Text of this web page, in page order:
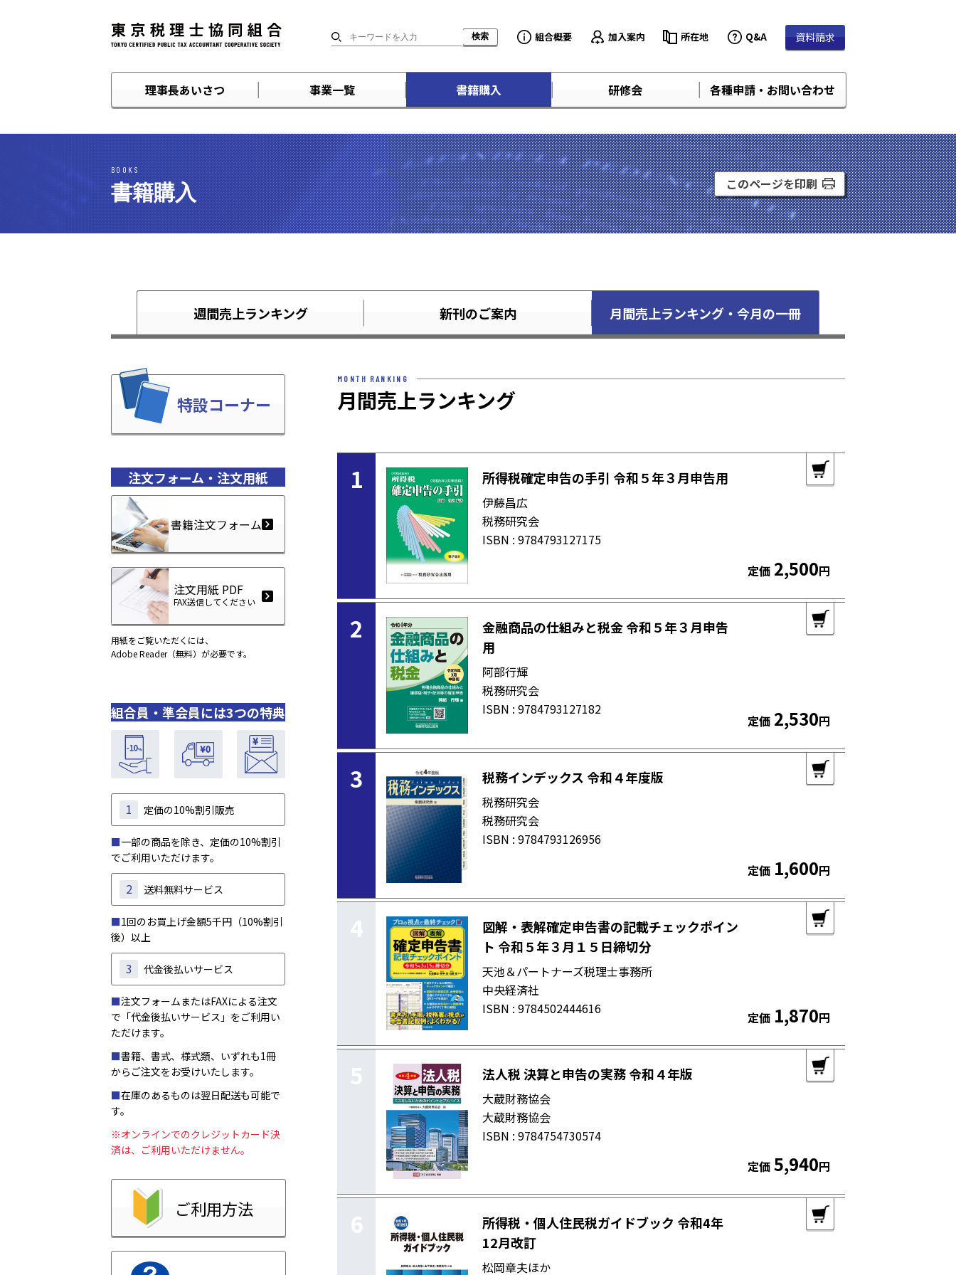
組合概要 加入案内 所在地 Q&A 資料請求
理事長あいさつ 事業一覧 書籍購入 研修会 各種申請・お問い合わせ
BOOKS
書籍購入 このページを印刷
週間売上ランキング 新刊のご案内 月間売上ランキング・ 今月の一冊
特設コーナー
注文フォーム・注文用紙
書籍注文フォーム
注文用紙 PDF
FAX送信してください
用紙をご覧いただくには、
Adobe Reader（無料）が必要です。
組合員・準会員には3つの特典
1 定価の10%割引販売
■一部の商品を除き、定価の10%割引
でご利用いただけます。
2 送料無料サービス
■1回のお買上げ金額5千円（10%割引
後）以上
3 代金後払いサービス
■注文フォームまたはFAXによる注文
で「代金後払いサービス」をご利用い
ただけます。
■書籍、書式、様式類、いずれも1冊
からご注文をお受けいたします。
■在庫のあるものは翌日配送も可能で
す。
※オンラインでのクレジットカード決
済は、ご利用いただけません。
ご利用方法
MONTH RANKING
月間売上ランキング
1 所得税確定申告の手引 令和５年３月申告用
伊藤昌広
税務研究会
ISBN : 9784793127175
定価 2,500円
2
金融商品の仕組みと税金 令和５年３月申告
用
阿部行輝
税務研究会
ISBN : 9784793127182
定価 2,530円
3 税務インデックス 令和４年度版
税務研究会
税務研究会
ISBN : 9784793126956
定価 1,600円
4
図解・表解確定申告書の記載チェックポイン
ト 令和５年３月１５日締切分
天池＆パートナーズ税理士事務所
中央経済社
ISBN : 9784502444616
定価 1,870円
5 法人税 決算と申告の実務 令和４年版
大蔵財務協会
大蔵財務協会
ISBN : 9784754730574
定価 5,940円
6
所得税・個人住民税ガイドブック 令和4年
12月改訂
松岡章夫ほか